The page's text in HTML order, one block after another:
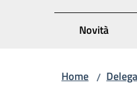
Novità
Home /